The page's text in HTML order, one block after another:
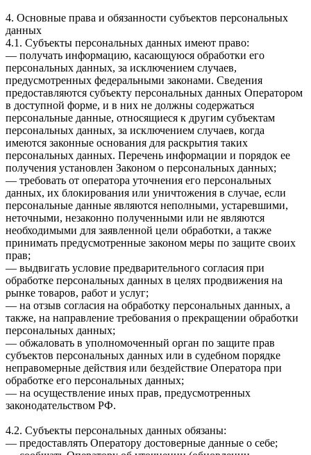
4. Основные права и обязанности субъектов персональных
данных
4.1. Субъекты персональных данных имеют право:
— получать информацию, касающуюся обработки его
персональных данных, за исключением случаев,
предусмотренных федеральными законами. Сведения
предоставляются субъекту персональных данных Оператором
в доступной форме, и в них не должны содержаться
персональные данные, относящиеся к другим субъектам
персональных данных, за исключением случаев, когда
имеются законные основания для раскрытия таких
персональных данных. Перечень информации и порядок ее
получения установлен Законом о персональных данных;
— требовать от оператора уточнения его персональных
данных, их блокирования или уничтожения в случае, если
персональные данные являются неполными, устаревшими,
неточными, незаконно полученными или не являются
необходимыми для заявленной цели обработки, а также
принимать предусмотренные законом меры по защите своих
прав;
— выдвигать условие предварительного согласия при
обработке персональных данных в целях продвижения на
рынке товаров, работ и услуг;
— на отзыв согласия на обработку персональных данных, а
также, на направление требования о прекращении обработки
персональных данных;
— обжаловать в уполномоченный орган по защите прав
субъектов персональных данных или в судебном порядке
неправомерные действия или бездействие Оператора при
обработке его персональных данных;
— на осуществление иных прав, предусмотренных
законодательством РФ.
4.2. Субъекты персональных данных обязаны:
— предоставлять Оператору достоверные данные о себе;